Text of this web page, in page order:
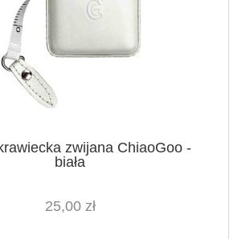
zwijana ChiaoGoo -
biała
25,00 zł